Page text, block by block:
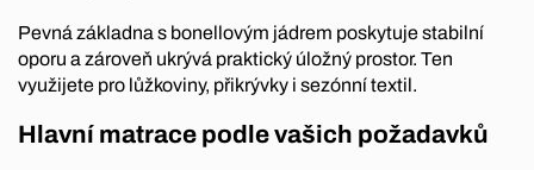
Pevná základna s bonellovým jádrem poskytuje stabilní
oporu a zároveň ukrývá praktický úložný prostor. Ten
využijete pro lůžkoviny, přikrývky i sezónní textil.
Hlavní matrace podle vašich požadavků